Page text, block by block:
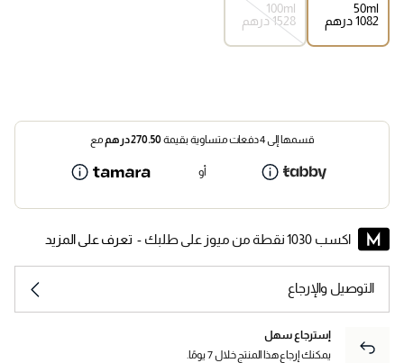
50ml
⁦1082⁩ درهم
100ml
⁦1528⁩ درهم
قسمها إلى 4 دفعات متساوية بقيمة 270.50درهممع
أو
اكسب 1030 نقطة من ميوز على طلبك - تعرف على المزيد
التوصيل والإرجاع
إسترجاع سهل
يمكنك إرجاع هذا المنتج خلال 7 يومًا.